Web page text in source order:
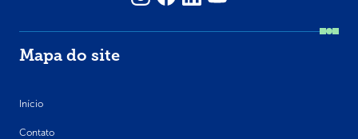
Mapa do site
Início
Contato